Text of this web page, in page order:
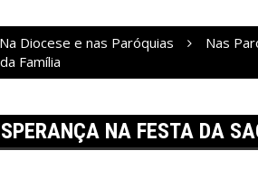
Na Diocese e nas Paróquias
Nas
Família
NA FESTA DA